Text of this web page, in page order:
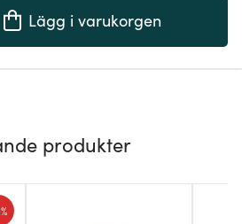
Lägg i varukorgen
produkter